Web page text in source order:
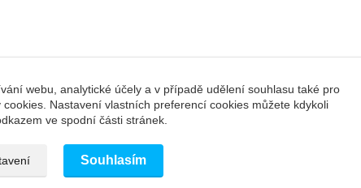
Palackého 2820/27, 750 02 Přerov (EET
webu, analytické účely a v případě udělení souhlasu také pro
Nastavení vlastních preferencí cookies můžete kdykoli
ve spodní části stránek.
Souhlasím